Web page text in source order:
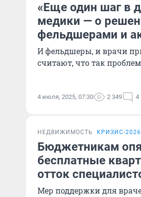
«Eще один шаг в
медики — о
фельдшерами и
И фельдшеры, и врачи
считают, что так
4 июля, 2025, 07:30 2 349 4
НЕДВИЖИМОСТЬ КРИЗИС-2026
Бюджетникам
бесплатные
отток
Мер поддержки для